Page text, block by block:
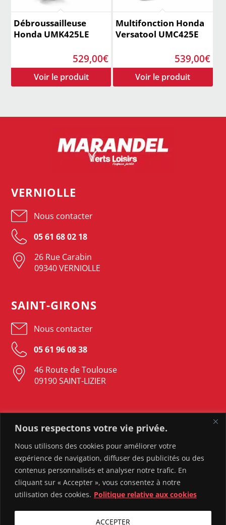
Nous respectons votre vie privée.
Nous utilisons des cookies pour améliorer votre
expérience de navigation, diffuser des publicités ou des
contenus personnalisés et analyser notre trafic. En
cliquant sur « Accepter », vous consentez à notre
utilisation des cookies. Politique relative aux cookies
ACCEPTER
Débroussailleuse
Honda UMK425LE
529,00€
Multifonction Honda
Versatool UMC425E
539,00€
VERNIOLLE
Nous contacter
05 61 68 02 18
26 Rue Carabin
09340 VERNIOLLE
SAINT-GIRONS
Nous contacter
05 61 96 08 38
46 Route de Toulouse
09190 SAINT-LIZIER
LAVELANET
Nous contacter
05 61 05 23 37
82 Rue Sebile
09300 LAVELANET